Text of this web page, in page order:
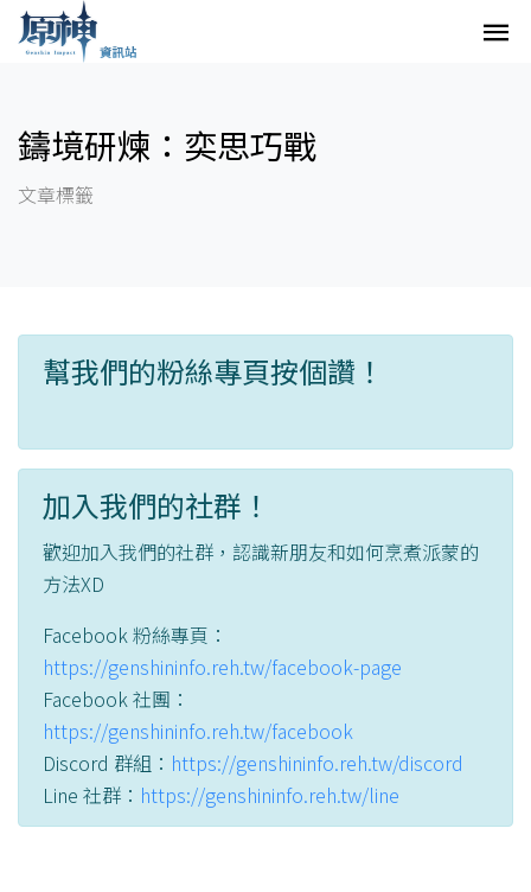
鑄境研煉：奕思巧戰
文章標籤
幫我們的粉絲專頁按個讚！
加入我們的社群！
歡迎加入我們的社群，認識新朋友和如何烹煮派蒙的
方法XD
Facebook 粉絲專頁：
https://genshininfo.reh.tw/facebook-page
Facebook 社團：
https://genshininfo.reh.tw/facebook
Discord 群組： https://genshininfo.reh.tw/discord
Line 社群： https://genshininfo.reh.tw/line